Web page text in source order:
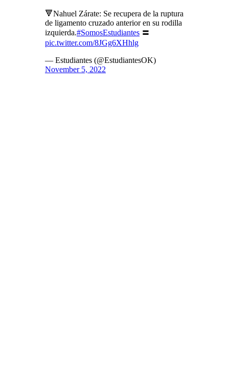
🔻Nahuel Zárate: Se recupera de la ruptura
de ligamento cruzado anterior en su rodilla
izquierda.#SomosEstudiantes 〓
pic.twitter.com/8JGg6XHhlg
— Estudiantes (@EstudiantesOK)
November 5, 2022